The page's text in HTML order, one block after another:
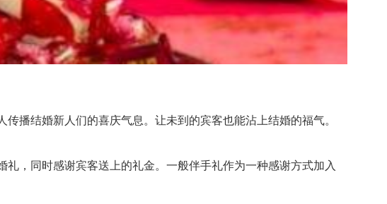
结婚新人们的喜庆气息。让未到的宾客也能沾上结婚的福气。
，同时感谢宾客送上的礼金。一般伴手礼作为一种感谢方式加入